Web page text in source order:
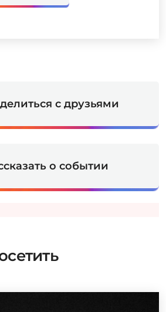
с друзьями
о событии